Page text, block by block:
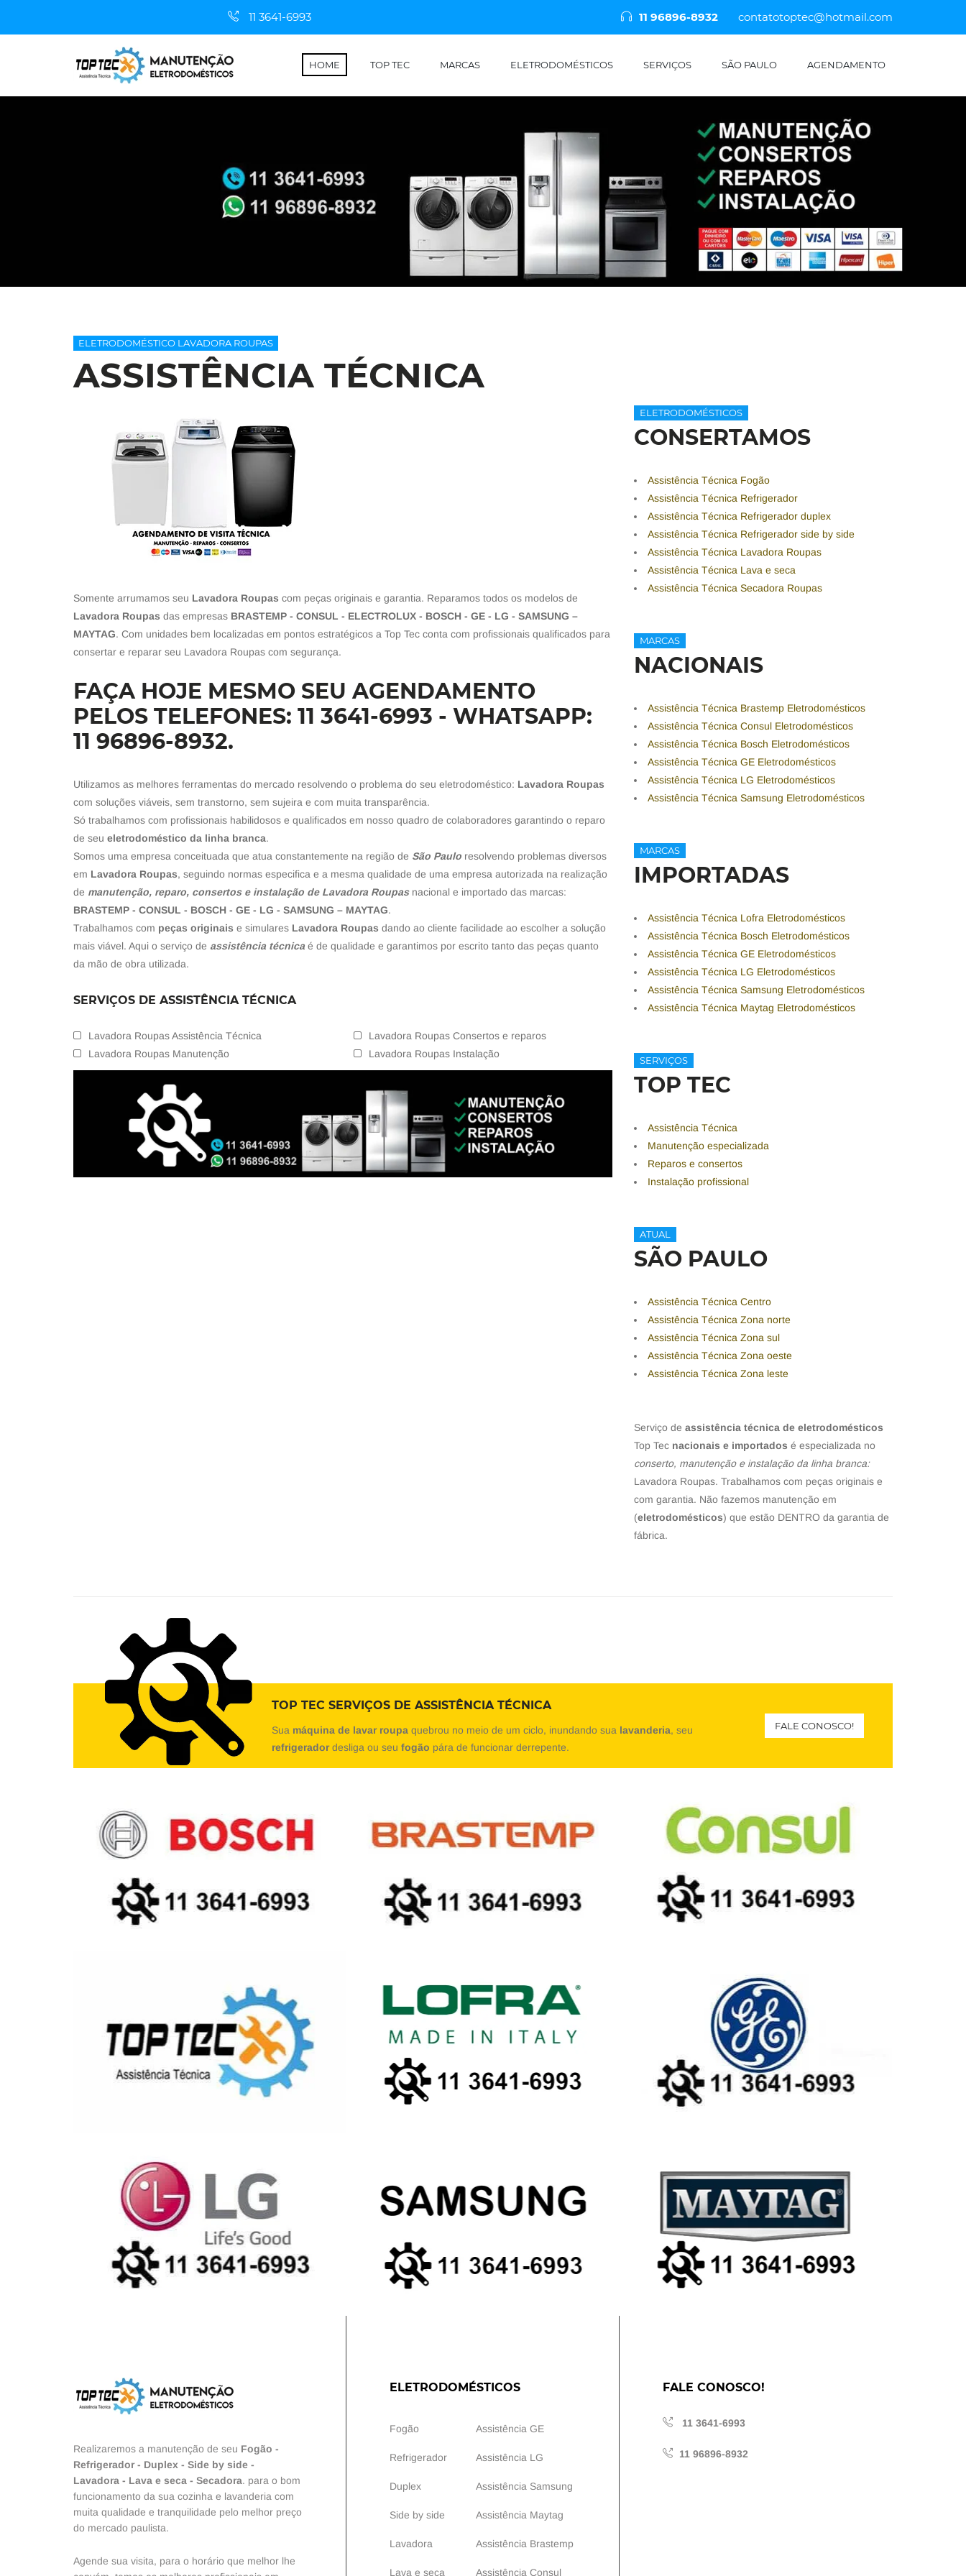
11 3641-6993 11 96896-8932 contatotoptec@hotmail.com
HOME TOP TEC MARCAS ELETRODOMÉSTICOS SERVIÇOS SÃO PAULO AGENDAMENTO
ELETRODOMÉSTICO LAVADORA ROUPAS
ASSISTÊNCIA TÉCNICA
Somente arrumamos seu Lavadora Roupas com peças originais e garantia. Reparamos todos os modelos de
Lavadora Roupas das empresas BRASTEMP - CONSUL - ELECTROLUX - BOSCH - GE - LG - SAMSUNG –
MAYTAG. Com unidades bem localizadas em pontos estratégicos a Top Tec conta com profissionais qualificados para
consertar e reparar seu Lavadora Roupas com segurança.
FAÇA HOJE MESMO SEU AGENDAMENTO
PELOS TELEFONES: 11 3641-6993 - WHATSAPP:
11 96896-8932.
Utilizamos as melhores ferramentas do mercado resolvendo o problema do seu eletrodoméstico: Lavadora Roupas
com soluções viáveis, sem transtorno, sem sujeira e com muita transparência.
Só trabalhamos com profissionais habilidosos e qualificados em nosso quadro de colaboradores garantindo o reparo
de seu eletrodoméstico da linha branca.
Somos uma empresa conceituada que atua constantemente na região de São Paulo resolvendo problemas diversos
em Lavadora Roupas, seguindo normas especifica e a mesma qualidade de uma empresa autorizada na realização
de manutenção, reparo, consertos e instalação de Lavadora Roupasnacional e importado das marcas:
BRASTEMP - CONSUL - BOSCH - GE - LG - SAMSUNG – MAYTAG.
Trabalhamos com peças originais e simulares Lavadora Roupas dando ao cliente facilidade ao escolher a solução
mais viável. Aqui o serviço de assistência técnica é de qualidade e garantimos por escrito tanto das peças quanto
da mão de obra utilizada.
SERVIÇOS DE ASSISTÊNCIA TÉCNICA
Lavadora Roupas Assistência Técnica
Lavadora Roupas Manutenção
Lavadora Roupas Consertos e reparos
Lavadora Roupas Instalação
ELETRODOMÉSTICOS
CONSERTAMOS
Assistência Técnica Fogão
Assistência Técnica Refrigerador
Assistência Técnica Refrigerador duplex
Assistência Técnica Refrigerador side by side
Assistência Técnica Lavadora Roupas
Assistência Técnica Lava e seca
Assistência Técnica Secadora Roupas
MARCAS
NACIONAIS
Assistência Técnica Brastemp Eletrodomésticos
Assistência Técnica Consul Eletrodomésticos
Assistência Técnica Bosch Eletrodomésticos
Assistência Técnica GE Eletrodomésticos
Assistência Técnica LG Eletrodomésticos
Assistência Técnica Samsung Eletrodomésticos
MARCAS
IMPORTADAS
Assistência Técnica Lofra Eletrodomésticos
Assistência Técnica Bosch Eletrodomésticos
Assistência Técnica GE Eletrodomésticos
Assistência Técnica LG Eletrodomésticos
Assistência Técnica Samsung Eletrodomésticos
Assistência Técnica Maytag Eletrodomésticos
SERVIÇOS
TOP TEC
Assistência Técnica
Manutenção especializada
Reparos e consertos
Instalação profissional
ATUAL
SÃO PAULO
Assistência Técnica Centro
Assistência Técnica Zona norte
Assistência Técnica Zona sul
Assistência Técnica Zona oeste
Assistência Técnica Zona leste
Serviço de assistência técnica de eletrodomésticos
Top Tec nacionais e importados é especializada no
conserto, manutenção e instalação da linha branca:
Lavadora Roupas. Trabalhamos com peças originais e
com garantia. Não fazemos manutenção em
(eletrodomésticos) que estão DENTRO da garantia de
fábrica.
TOP TEC SERVIÇOS DE ASSISTÊNCIA TÉCNICA
Sua máquina de lavar roupa quebrou no meio de um ciclo, inundando sua lavanderia, seu
refrigeradordesliga ou seu fogão pára de funcionar derrepente.
FALE CONOSCO!
Realizaremos a manutenção de seu Fogão -
Refrigerador- Duplex - Side by side -
Lavadora - Lava e seca - Secadora. para o bom
funcionamento da sua cozinha e lavanderia com
muita qualidade e tranquilidade pelo melhor preço
do mercado paulista.
Agende sua visita, para o horário que melhor lhe
ELETRODOMÉSTICOS
Fogão
Refrigerador
Duplex
Side by side
Lavadora
Lava e seca
Assistência GE
Assistência LG
Assistência Samsung
Assistência Maytag
Assistência Brastemp
Assistência Consul
FALE CONOSCO!
11 3641-6993
11 96896-8932